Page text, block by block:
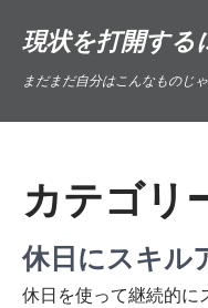
現状を打開する
まだまだ自分はこんなものじ
カテゴリ
休日にスキル
休日を使って継続的に